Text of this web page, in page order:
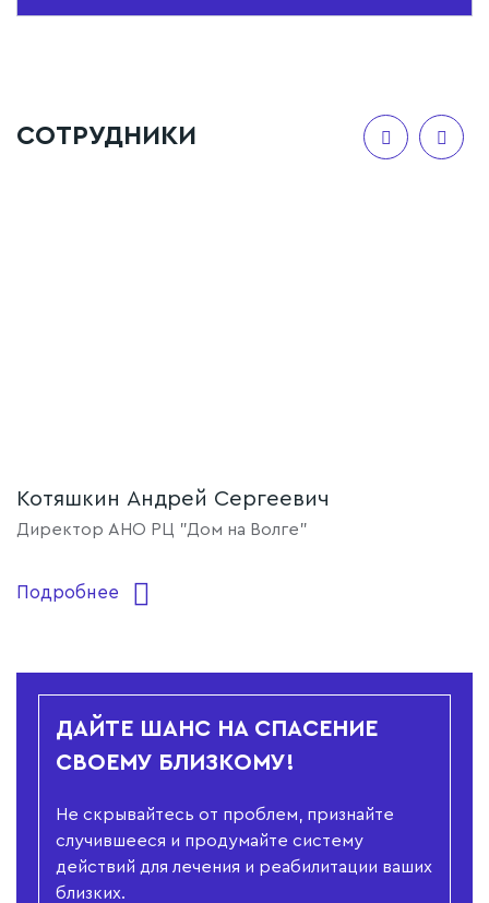
СОТРУДНИКИ
Котяшкин Андрей Сергеевич
Директор АНО РЦ "Дом на Волге"
Подробнее
ДАЙТЕ ШАНС НА СПАСЕНИЕ
СВОЕМУ БЛИЗКОМУ!
Не скрывайтесь от проблем, признайте
случившееся и продумайте систему
действий для лечения и реабилитации ваших
близких.